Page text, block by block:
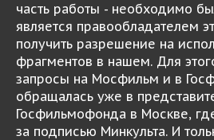
часть работы - необходимо
является правообладателем
получить разрешение на
фрагментов в нашем. Для
запросы на Мосфильм и в
обращалась уже в
Госфильмофонда в Москве,
за подписью Минкульта. И